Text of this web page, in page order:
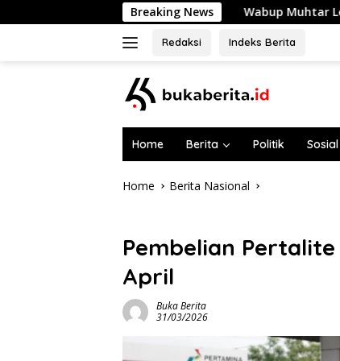
to
Breaking News
Wabup Muhtar Lepas 48 Pramuka
Redaksi Indeks Berita
Home Berita Politik Sosial
Home Berita Nasional
Pembelian
April
Buka Berita
31/03/2026